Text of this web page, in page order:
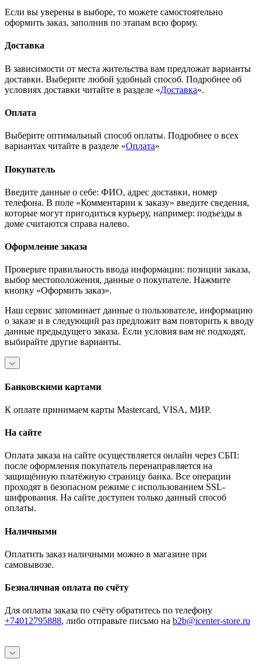
Если вы уверены в выборе, то можете самостоятельно
оформить заказ, заполнив по этапам всю форму.
Доставка
В зависимости от места жительства вам предложат варианты
доставки. Выберите любой удобный способ. Подробнее об
условиях доставки читайте в разделе «Доставка».
Оплата
Выберите оптимальный способ оплаты. Подробнее о всех
вариантах читайте в разделе «Оплата»
Покупатель
Введите данные о себе: ФИО, адрес доставки, номер
телефона. В поле «Комментарии к заказу» введите сведения,
которые могут пригодиться курьеру, например: подъезды в
доме считаются справа налево.
Оформление заказа
Проверьте правильность ввода информации: позиции заказа,
выбор местоположения, данные о покупателе. Нажмите
кнопку «Оформить заказ».
Наш сервис запоминает данные о пользователе, информацию
о заказе и в следующий раз предложит вам повторить к вводу
данные предыдущего заказа. Если условия вам не подходят,
выбирайте другие варианты.
Банковскими картами
К оплате принимаем карты Mastercard, VISA, МИР.
На сайте
Оплата заказа на сайте осуществляется онлайн через СБП:
после оформления покупатель перенаправляется на
защищённую платёжную страницу банка. Все операции
проходят в безопасном режиме с использованием SSL-
шифрования. На сайте доступен только данный способ
оплаты.
Наличными
Оплатить заказ наличными можно в магазине при
самовывозе.
Безналичная оплата по счёту
Для оплаты заказа по счёту обратитесь по телефону
+74012795888, либо отправьте письмо на b2b@icenter-store.ru